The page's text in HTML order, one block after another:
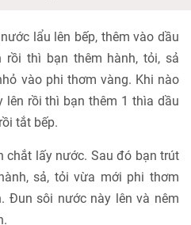
lẩu lên bếp, thêm vào dầu
thì bạn thêm hành, tỏi, sả
vào phi thơm vàng. Khi nào
lên rồi thì bạn thêm 1 thìa dầu
tắt bếp.
chắt lấy nước. Sau đó bạn trút
sả, tỏi vừa mới phi thơm
Đun sôi nước này lên và nêm